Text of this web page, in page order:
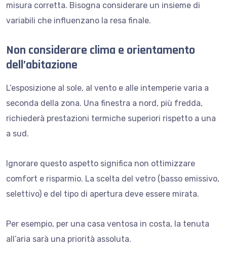
misura corretta. Bisogna considerare un insieme di
variabili che influenzano la resa finale.
Non considerare clima e orientamento
dell’abitazione
L’esposizione al sole, al vento e alle intemperie varia a
seconda della zona. Una finestra a nord, più fredda,
richiederà prestazioni termiche superiori rispetto a una
a sud.
Ignorare questo aspetto significa non ottimizzare
comfort e risparmio. La scelta del vetro (basso emissivo,
selettivo) e del tipo di apertura deve essere mirata.
Per esempio, per una casa ventosa in costa, la tenuta
all’aria sarà una priorità assoluta.